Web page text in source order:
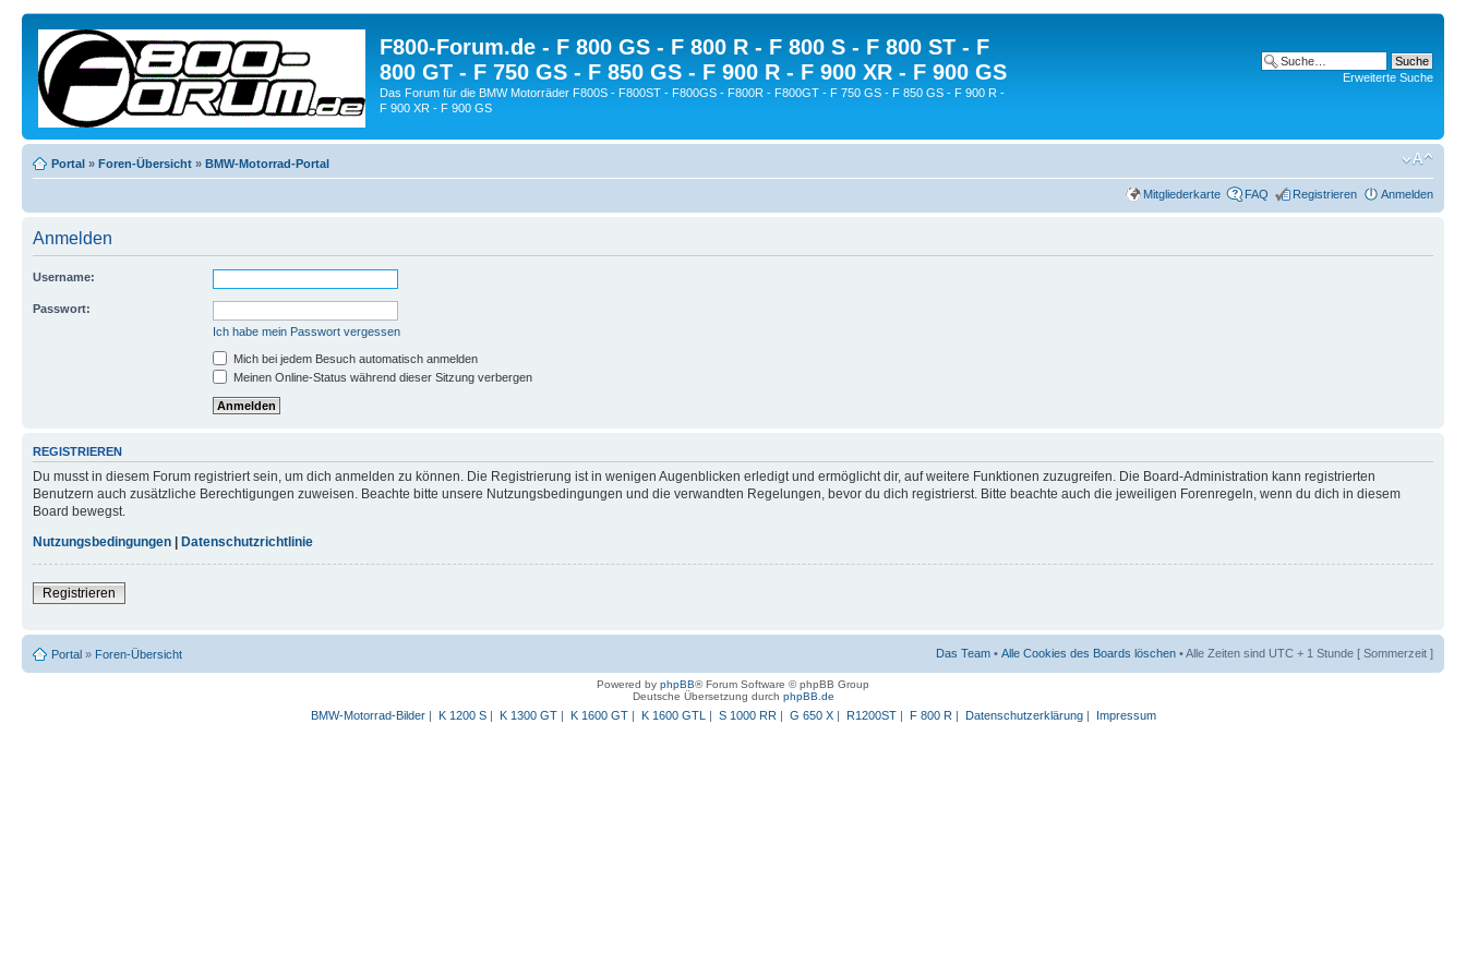
F800-Forum.de - F 800 GS - F 800 R - F 800 S - F 800 ST - F
800 GT - F 750 GS - F 850 GS - F 900 R - F 900 XR - F 900 GS
Das Forum für die BMW Motorräder F800S - F800ST - F800GS - F800R - F800GT - F 750 GS - F 850 GS - F 900 R -
F 900 XR - F 900 GS
Erweiterte Suche
Portal » Foren-Übersicht » BMW-Motorrad-Portal
Mitgliederkarte FAQ Registrieren Anmelden
Anmelden
Username:
Passwort:
Ich habe mein Passwort vergessen
Mich bei jedem Besuch automatisch anmelden
Meinen Online-Status während dieser Sitzung verbergen
REGISTRIEREN
Du musst in diesem Forum registriert sein, um dich anmelden zu können. Die Registrierung ist in wenigen Augenblicken erledigt und ermöglicht dir, auf weitere Funktionen zuzugreifen. Die Board-Administration kann registrierten
Benutzern auch zusätzliche Berechtigungen zuweisen. Beachte bitte unsere Nutzungsbedingungen und die verwandten Regelungen, bevor du dich registrierst. Bitte beachte auch die jeweiligen Forenregeln, wenn du dich in diesem
Board bewegst.
Nutzungsbedingungen
Datenschutzrichtlinie
Registrieren
Portal » Foren-Übersicht Das Team • Alle Cookies des Boards löschen • Alle Zeiten sind UTC + 1 Stunde [ Sommerzeit ]
Powered by phpBB® Forum Software © phpBB Group
Deutsche Übersetzung durch phpBB.de
BMW-Motorrad-Bilder| K 1200 S| K 1300 GT| K 1600 GT| K 1600 GTL | S 1000 RR | G 650 X| R1200ST| F 800 R | Datenschutzerklärung| Impressum